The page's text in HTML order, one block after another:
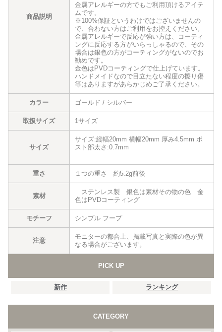
商品説明
金属アレルギーの方でもご利用頂けるアイテ
ムです。
※100%保証というわけではございませんの
で、合わない方はご利用をお控えください。
金属アレルギーで反応が強い方は、コーティ
ングに反応する方がいらっしゃるので、その
場合は銀色の方がコーティングがないのでお
勧めです。
金色はPVDコーティングで仕上げています。
ハンドメイドなので目立たない程度の擦り傷
等はありますがあらかじめご了承ください。
カラー ゴールド / シルバー
取扱サイズ 1サイズ
サイズ
サイズ:縦幅20mm 横幅20mm 厚み4.5mm ポ
スト部太さ:0.7mm
重さ １つの重さ 約5.2g前後
素材
ステンレス製 銀色は素材その物の色 金
色はPVDコーティング
モチーフ シンプル フープ
注意
モニターの都合上、掲載写真と実際の色が異
なる場合がございます。
PICK UP
新作 ランキング
CATEGORY